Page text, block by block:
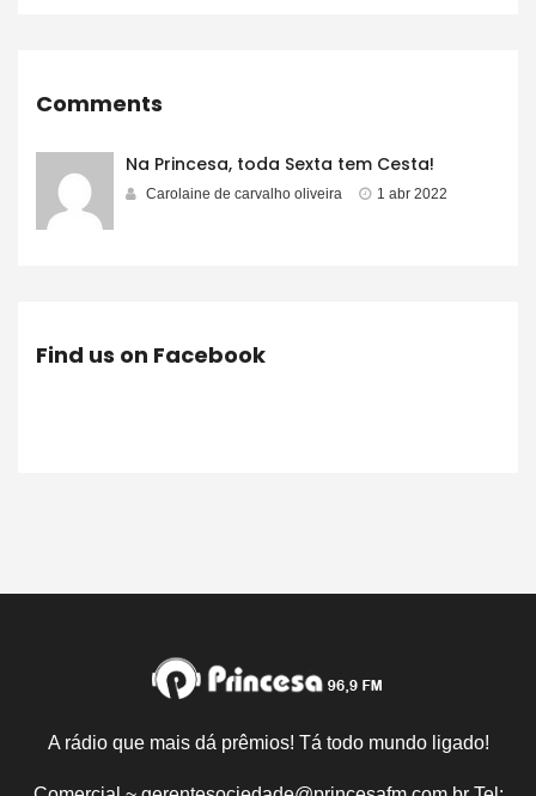
Comments
Na Princesa, toda Sexta tem Cesta!
Carolaine de carvalho oliveira 1 abr 2022
Find us on Facebook
A rádio que mais dá prêmios! Tá todo mundo ligado!